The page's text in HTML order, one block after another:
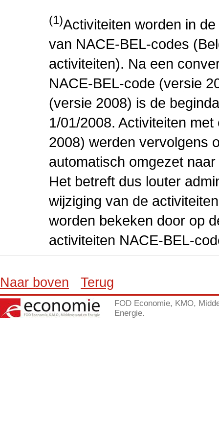
(1)Activiteiten worden in
van NACE-BEL-codes
activiteiten). Na een
NACE-BEL-code (versie
(versie 2008) is de
1/01/2008. Activiteiten
2008) werden vervolgens
automatisch omgezet
Het betreft dus louter
wijziging van de
worden bekeken door op
activiteiten NACE-BEL-
Naar boven Terug
FOD Economie, KMO,
Energie.